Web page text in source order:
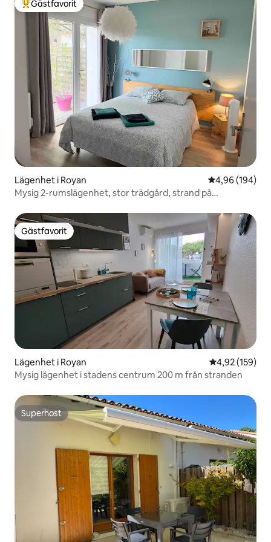
Populär gästfavorit
Gästfavorit
Lägenhet i Royan 4,96 av 5 i
4,96 (194)
Mysig 2-rumslägenhet, stor trädgård, strand på
Gästfavorit
Gästfavorit
Lägenhet i Royan 4,92 av 5 i
4,92 (159)
Mysig lägenhet i stadens centrum 200 m från stranden
Superhost
Superhost